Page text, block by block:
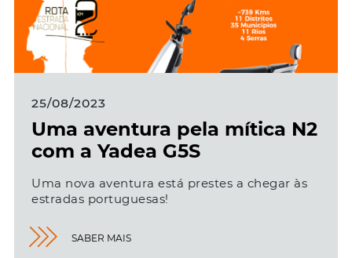
25/08/2023
Uma aventura pela mítica N2
com a Yadea G5S
Uma nova aventura está prestes a chegar às
estradas portuguesas!
SABER MAIS